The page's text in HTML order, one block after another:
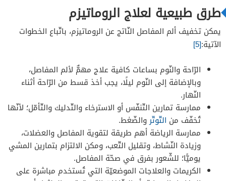
طرق طبيعية لعلاج الروماتيزم
يمكن تخفيف ألم المفاصل النّاتج عن الروماتيزم، باتّباع الخطوات
الآتية:[5]
الرّاحة والنّوم بساعات كافية علاج مهمٌّ لألم المفاصل،
وبالإضافة إلى النّوم ليلًا، يجب أخذ قسط من الرّاحة أثناء
النّهار.
ممارسة تمارين التّنفّس أو الاسترخاء والتّدليك والتّأمّل؛ لأنّها
تُخفّف من التّوتّروالضّغط.
ممارسة الرياضة أهم طريقة لتقوية المفاصل والعضلات،
وزيادة النّشاط، وتقليل التّعب، ومكن الالتزام بتمارين المشي
يوميًّا؛ للشّعور بفرق في صحّة المفاصل.
الكريمات والعلاجات الموضعيّة التي تُستخدم مباشرة على